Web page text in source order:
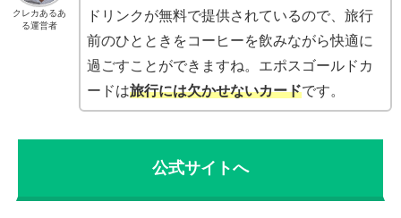
クレカあるあ
る運営者
ドリンクが無料で提供されているので、旅行
前のひとときをコーヒーを飲みながら快適に
過ごすことができますね。エポスゴールドカ
ードは旅行には欠かせないカードです。
公式サイトへ